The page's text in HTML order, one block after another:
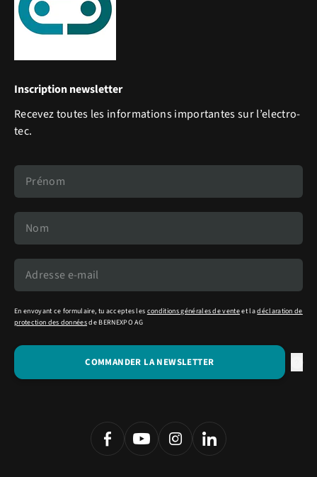
Inscription newsletter
Recevez toutes les informations importantes sur l’electro-
tec.
En envoyant ce formulaire, tu acceptes les conditions générales de venteet ladéclaration de
protection des donnéesde BERNEXPO AG